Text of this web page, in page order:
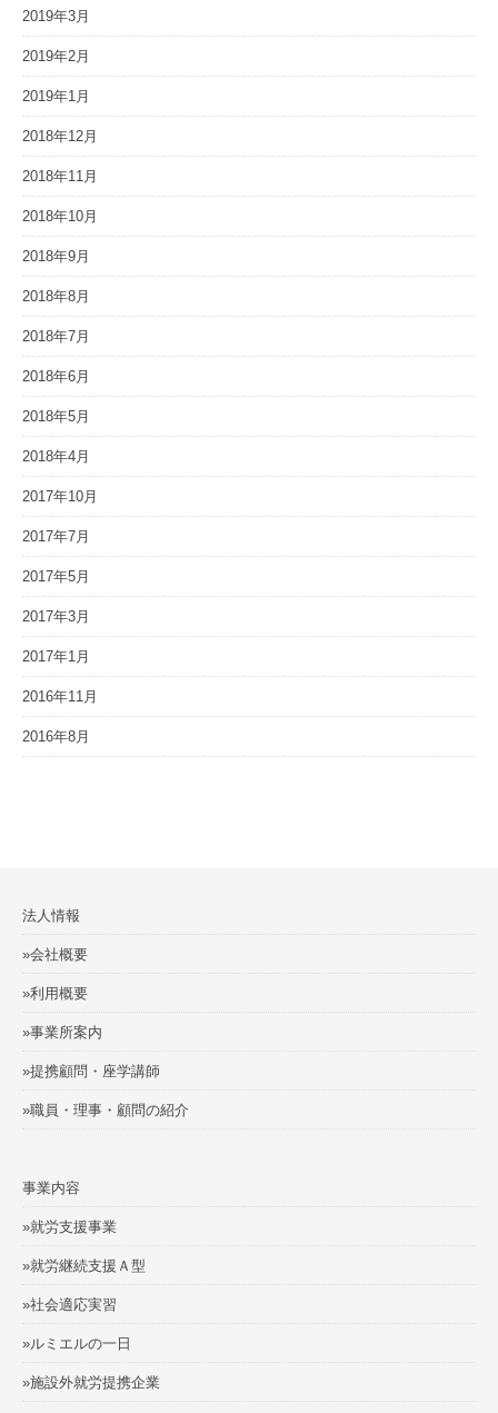
2019年3月
2019年2月
2019年1月
2018年12月
2018年11月
2018年10月
2018年9月
2018年8月
2018年7月
2018年6月
2018年5月
2018年4月
2017年10月
2017年7月
2017年5月
2017年3月
2017年1月
2016年11月
2016年8月
法人情報
»会社概要
»利用概要
»事業所案内
»提携顧問・座学講師
»職員・理事・顧問の紹介
事業内容
»就労支援事業
»就労継続支援Ａ型
»社会適応実習
»ルミエルの一日
»施設外就労提携企業